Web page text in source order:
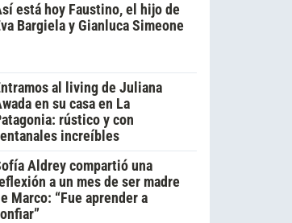
está hoy Faustino, el hijo de
Bargiela y Gianluca Simeone
al living de Juliana
en su casa en La
rústico y con
increíbles
Aldrey compartió una
a un mes de ser madre
Marco: “Fue aprender a